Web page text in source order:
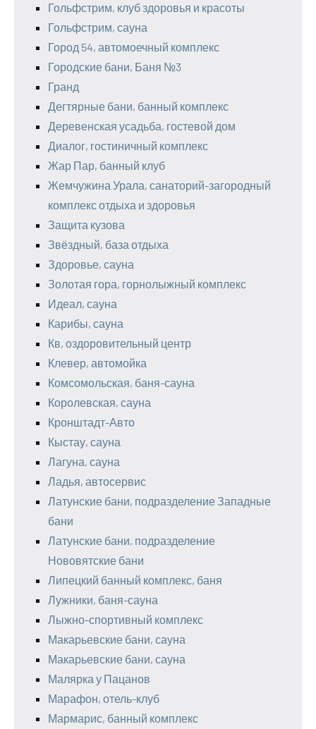
Гольфстрим, клуб здоровья и красоты
Гольфстрим, сауна
Город 54, автомоечный комплекс
Городские бани, Баня №3
Гранд
Дегтярные бани, банный комплекс
Деревенская усадьба, гостевой дом
Диалог, гостиничный комплекс
Жар Пар, банный клуб
Жемчужина Урала, санаторий-загородный
комплекс отдыха и здоровья
Защита кузова
Звёздный, база отдыха
Здоровье, сауна
Золотая гора, горнолыжный комплекс
Идеал, сауна
Карибы, сауна
Кв, оздоровительный центр
Клевер, автомойка
Комсомольская, баня-сауна
Королевская, сауна
Кронштадт-Авто
Кыстау, сауна
Лагуна, сауна
Ладья, автосервис
Латунские бани, подразделение Западные
бани
Латунские бани, подразделение
Нововятские бани
Липецкий банный комплекс, баня
Лужники, баня-сауна
Лыжно-спортивный комплекс
Макарьевские бани, сауна
Макарьевские бани, сауна
Малярка у Пацанов
Марафон, отель-клуб
Мармарис, банный комплекс